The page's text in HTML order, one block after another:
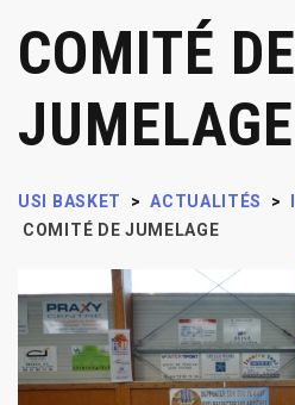
COMITÉ DE
JUMELAGE
USI BASKET > ACTUALITÉS >
COMITÉ DE JUMELAGE